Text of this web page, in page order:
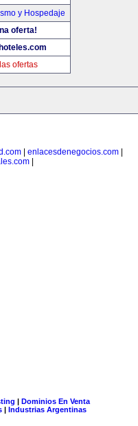
y Hospedaje
oferta!
ofertas
| enlacesdenegocios.com|
| Dominios En Venta
| Industrias Argentinas